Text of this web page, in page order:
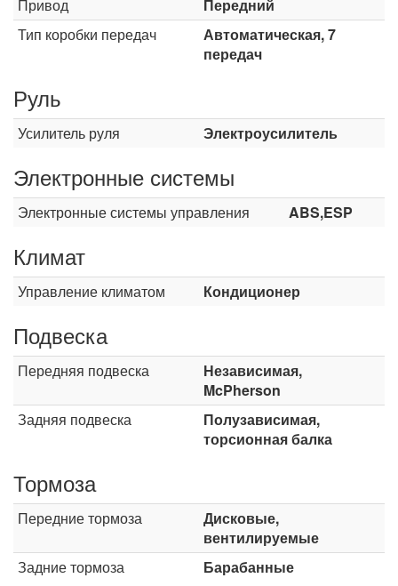
Привод
Передний
Тип коробки передач
Автоматическая, 7
передач
Руль
Усилитель руля Электроусилитель
Электронные системы
Электронные системы управления ABS,ESP
Климат
Управление климатом Кондиционер
Подвеска
Передняя подвеска
Независимая,
McPherson
Задняя подвеска
Полузависимая,
торсионная балка
Тормоза
Передние тормоза
Дисковые,
вентилируемые
Задние тормоза
Барабанные